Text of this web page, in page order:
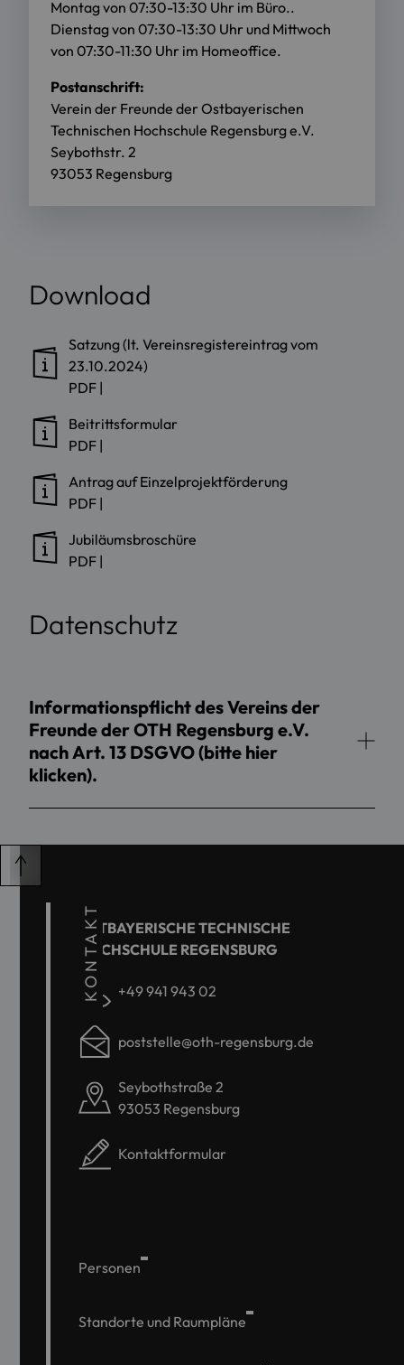
Montag von 07:30-13:30 Uhr im Büro..
Dienstag von 07:30-13:30 Uhr und Mittwoch
von 07:30-11:30 Uhr im Homeoffice.
Postanschrift:
Verein der Freunde der Ostbayerischen
Technischen Hochschule Regensburg e.V.
Seybothstr. 2
93053 Regensburg
Download
Satzung (lt. Vereinsregistereintrag vom
23.10.2024)
PDF |
Beitrittsformular
PDF |
Antrag auf Einzelprojektförderung
PDF |
Jubiläumsbroschüre
PDF |
Datenschutz
Informationspflicht des Vereins der
Freunde der OTH Regensburg e.V.
nach Art. 13 DSGVO (bitte hier
klicken).
KONTAKT
OSTBAYERISCHE TECHNISCHE
HOCHSCHULE REGENSBURG
+49 941 943 02
poststelle@oth-regensburg.de
Seybothstraße 2
93053 Regensburg
Kontaktformular
Personen
Standorte und Raumpläne